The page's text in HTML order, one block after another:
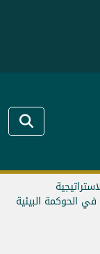
الحوكمة البيئية